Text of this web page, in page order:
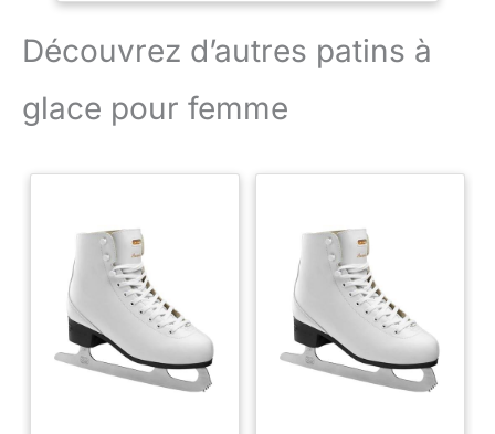
Découvrez d’autres patins à
glace pour femme